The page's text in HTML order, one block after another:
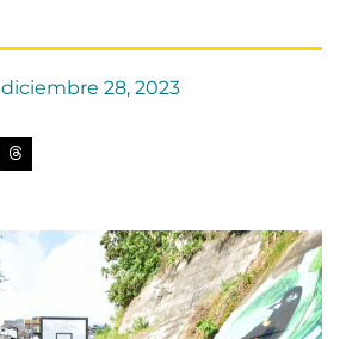
diciembre 28, 2023